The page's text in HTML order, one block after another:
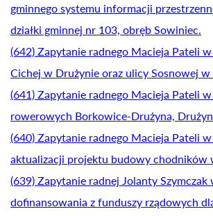
gminnego systemu informacji
działki gminnej nr 103, obręb Sowiniec.
(642) Zapytanie radnego Macieja Pateli
Cichej w Drużynie oraz ulicy Sosnowej w
(641) Zapytanie radnego Macieja Pateli
rowerowych Borkowice-Drużyna,
(640) Zapytanie radnego Macieja Pateli
aktualizacji projektu budowy chodników
(639) Zapytanie radnej Jolanty Szymczak
dofinansowania z funduszy rządowych